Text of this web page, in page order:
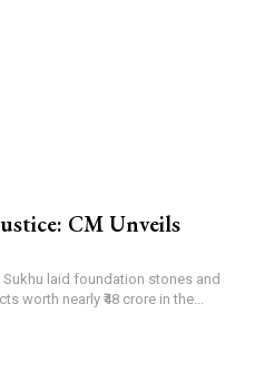
CM Unveils
laid foundation stones and
worth nearly ₹48 crore in the...